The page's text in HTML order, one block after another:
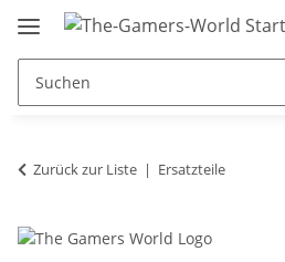
Zurück zur Liste Ersatzteile